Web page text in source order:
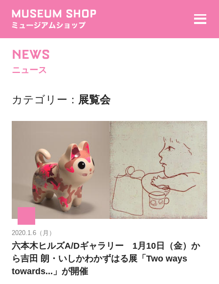
NEWS
ニュース
カテゴリー 展覧会
2020.1.6（月）
六本木ヒルズA/Dギャラリー 1月10日（金）か
ら吉田 朗・いしかわかずはる展「Two ways
towards...」が開催